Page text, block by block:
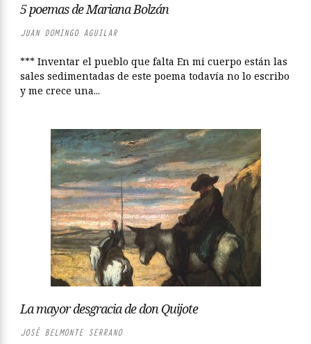
5 poemas de Mariana Bolzán
JUAN DOMINGO AGUILAR
*** Inventar el pueblo que falta En mi cuerpo están las
sales sedimentadas de este poema todavía no lo escribo
y me crece una...
La mayor desgracia de don Quijote
JOSÉ BELMONTE SERRANO